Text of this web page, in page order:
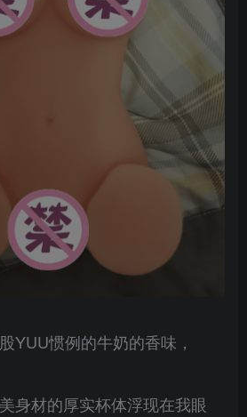
YUU惯例的牛奶的香味，
身材的厚实杯体浮现在我眼